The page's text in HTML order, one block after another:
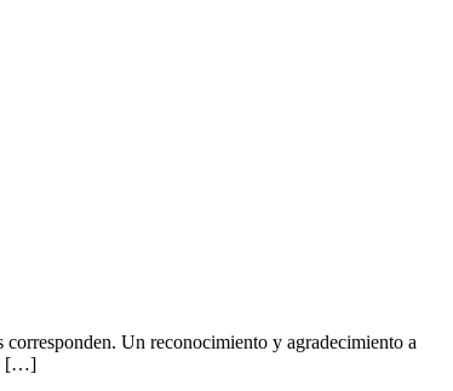
Un reconocimiento y agradecimiento a
[…]